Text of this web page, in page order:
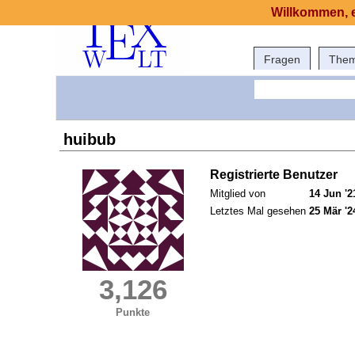
Fragen
huibub
3,126
Punkte
Registrierte Benutzer
Mitglied von
14 Jun
Letztes Mal gesehen 25 Mär
Willkommen,